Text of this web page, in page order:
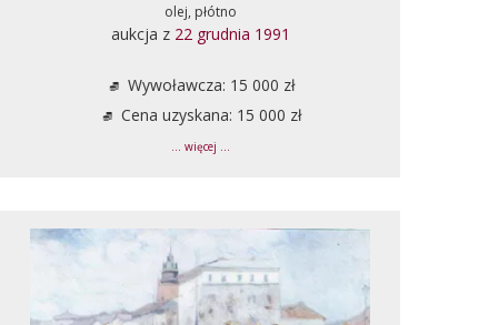
olej, płótno
aukcja z 22 grudnia 1991
Wywoławcza: 15 000 zł
Cena uzyskana: 15 000 zł
... więcej ...